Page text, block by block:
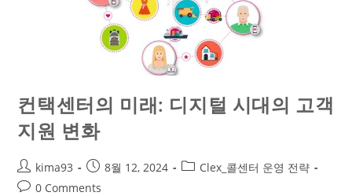
컨택센터의 미래: 디지털 시대의 고객
지원 변화
kima93 8월 12, 2024
Clex_콜센터 운영 전략
0 Comments